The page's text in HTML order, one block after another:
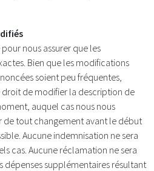
nous assurer que les
Bien que les modifications
soient peu fréquentes,
droit de modifier la description de
auquel cas nous nous
de tout changement avant le début
Aucune indemnisation ne sera
cas. Aucune réclamation ne sera
dépenses supplémentaires résultant